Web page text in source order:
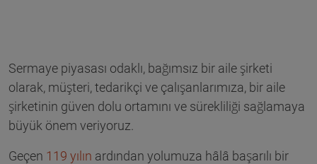
Sermaye piyasası odaklı, bağımsız bir aile şirketi
olarak, müşteri, tedarikçi ve çalışanlarımıza, bir aile
şirketinin güven dolu ortamını ve sürekliliği sağlamaya
büyük önem veriyoruz.
Geçen 119 yılın ardından yolumuza hâlâ başarılı bir